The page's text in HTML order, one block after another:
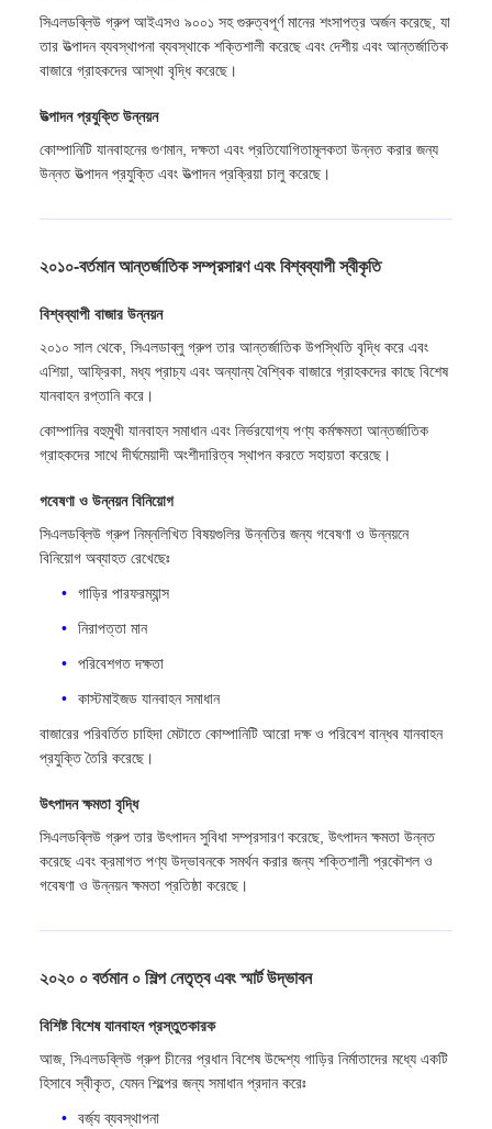
সিএলডব্লিউ গ্রুপ আইএসও ৯০০১ সহ গুরুত্বপূর্ণ মানের শংসাপত্র অর্জন করেছে, যা
তার উত্পাদন ব্যবস্থাপনা ব্যবস্থাকে শক্তিশালী করেছে এবং দেশীয় এবং আন্তর্জাতিক
বাজারে গ্রাহকদের আস্থা বৃদ্ধি করেছে।
উত্পাদন প্রযুক্তি উন্নয়ন
কোম্পানিটি যানবাহনের গুণমান, দক্ষতা এবং প্রতিযোগিতামূলকতা উন্নত করার জন্য
উন্নত উত্পাদন প্রযুক্তি এবং উত্পাদন প্রক্রিয়া চালু করেছে।
২০১০-বর্তমান আন্তর্জাতিক সম্প্রসারণ এবং বিশ্বব্যাপী স্বীকৃতি
বিশ্বব্যাপী বাজার উন্নয়ন
২০১০ সাল থেকে, সিএলডাব্লু গ্রুপ তার আন্তর্জাতিক উপস্থিতি বৃদ্ধি করে এবং
এশিয়া, আফ্রিকা, মধ্য প্রাচ্য এবং অন্যান্য বৈশ্বিক বাজারে গ্রাহকদের কাছে বিশেষ
যানবাহন রপ্তানি করে।
কোম্পানির বহুমুখী যানবাহন সমাধান এবং নির্ভরযোগ্য পণ্য কর্মক্ষমতা আন্তর্জাতিক
গ্রাহকদের সাথে দীর্ঘমেয়াদী অংশীদারিত্ব স্থাপন করতে সহায়তা করেছে।
গবেষণা ও উন্নয়ন বিনিয়োগ
সিএলডব্লিউ গ্রুপ নিম্নলিখিত বিষয়গুলির উন্নতির জন্য গবেষণা ও উন্নয়নে
বিনিয়োগ অব্যাহত রেখেছেঃ
গাড়ির পারফরম্যান্স
নিরাপত্তা মান
পরিবেশগত দক্ষতা
কাস্টমাইজড যানবাহন সমাধান
বাজারের পরিবর্তিত চাহিদা মেটাতে কোম্পানিটি আরো দক্ষ ও পরিবেশ বান্ধব যানবাহন
প্রযুক্তি তৈরি করেছে।
উৎপাদন ক্ষমতা বৃদ্ধি
সিএলডব্লিউ গ্রুপ তার উৎপাদন সুবিধা সম্প্রসারণ করেছে, উৎপাদন ক্ষমতা উন্নত
করেছে এবং ক্রমাগত পণ্য উদ্ভাবনকে সমর্থন করার জন্য শক্তিশালী প্রকৌশল ও
গবেষণা ও উন্নয়ন ক্ষমতা প্রতিষ্ঠা করেছে।
২০২০ ০ বর্তমান ০ শিল্প নেতৃত্ব এবং স্মার্ট উদ্ভাবন
বিশিষ্ট বিশেষ যানবাহন প্রস্তুতকারক
আজ, সিএলডব্লিউ গ্রুপ চীনের প্রধান বিশেষ উদ্দেশ্য গাড়ির নির্মাতাদের মধ্যে একটি
হিসাবে স্বীকৃত, যেমন শিল্পের জন্য সমাধান প্রদান করেঃ
বর্জ্য ব্যবস্থাপনা